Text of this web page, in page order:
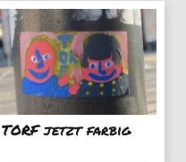
TORF jetzt farbig